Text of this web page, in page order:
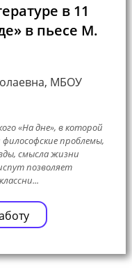
в 11
в пьесе М.
МБОУ
«На дне», в которой
проблемы,
смысла жизни
позволяет